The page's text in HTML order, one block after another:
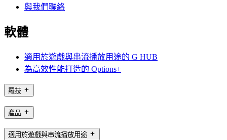
與我們聯絡
軟體
適用於遊戲與串流播放用途的 G HUB
為高效性能打造的 Options+
羅技
產品
適用於遊戲與串流播放用途